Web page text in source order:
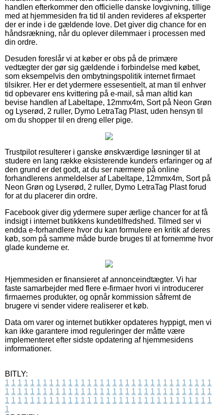
handlen efterkommer den officielle danske lovgivning, tillige
med at hjemmesiden fra tid til anden revideres af eksperter
der er inde i de gældende love. Det giver dig chance for en
håndsrækning, når du oplever dilemmaer i processen med
din ordre.
Desuden foreslår vi at køber er obs på de primære
vedtægter der gør sig gældende i forbindelse med købet,
som eksempelvis den ombytningspolitik internet firmaet
tilsikrer. Her er det ydermere essesentielt, at man til enhver
tid opbevarer ens kvittering på e-mail, så man altid kan
bevise handlen af Labeltape, 12mmx4m, Sort på Neon Grøn
og Lyserød, 2 ruller, Dymo LetraTag Plast, uden hensyn til
om du shopper til en dreng eller pige.
Trustpilot resulterer i ganske ønskværdige løsninger til at
studere en lang række eksisterende kunders erfaringer og af
den grund er det godt, at du ser nærmere på online
forhandlerens anmeldelser af Labeltape, 12mmx4m, Sort på
Neon Grøn og Lyserød, 2 ruller, Dymo LetraTag Plast forud
for at du placerer din ordre.
Facebook giver dig ydermere super ærlige chancer for at få
indsigt i internet butikkens kundetilfredshed. Tilmed ser vi
endda e-forhandlere hvor du kan formulere en kritik af deres
køb, som på samme måde burde bruges til at fornemme hvor
glade kunderne er.
Hjemmesiden er finansieret af annonceindtægter. Vi har
faste samarbejder med flere e-firmaer hvori vi introducerer
firmaernes produkter, og opnår kommission såfremt de
brugere vi sender videre realiserer et køb.
Data om varer og internet butikker opdateres hyppigt, men vi
kan ikke garantere imod reguleringer der måtte være
implementeret efter sidste opdatering af hjemmesidens
informationer.
BITLY:
1 1 1 1 1 1 1 1 1 1 1 1 1 1 1 1 1 1 1 1 1 1 1 1 1 1 1 1 1 1 1 1 1
1 1 1 1 1 1 1 1 1 1 1 1 1 1 1 1 1 1 1 1 1 1 1 1 1 1 1 1 1 1 1 1 1
1 1 1 1 1 1 1 1 1 1 1 1 1 1 1 1 1 1 1 1 1 1 1 1 1 1 1 1 1 1 1 1 1
1